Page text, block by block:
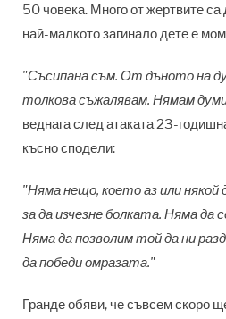
50 човека. Много от жертвите
най-малкото загинало дете е
"Съсипана съм. От дъното на
толкова съжалявам. Нямам
веднага след атаката 23-
късно сподели:
"Няма нещо, което аз или някой
за да изчезне болката. Няма да
Няма да позволим той да ни
да победи омразата."
Гранде обяви, че съвсем скоро